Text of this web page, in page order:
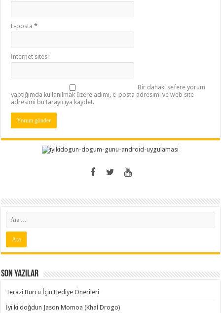
E-posta*
İnternet sitesi
Bir dahaki sefere yorum
yaptığımda kullanılmak üzere adımı, e-posta adresimi ve web site
adresimi bu tarayıcıya kaydet.
Son Yazılar
Terazi Burcu İçin Hediye Önerileri
İyi ki doğdun Jason Momoa (Khal Drogo)